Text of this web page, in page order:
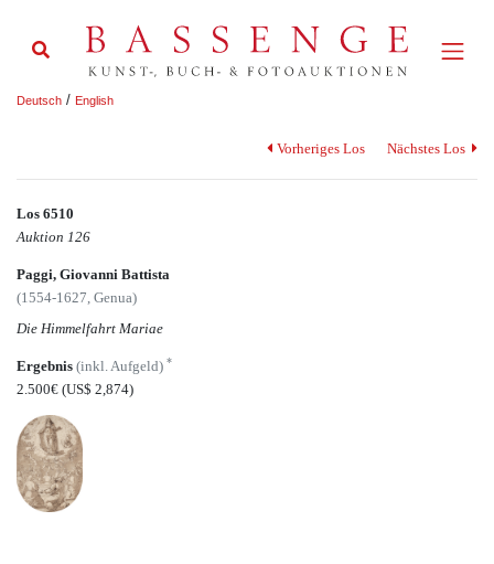
Deutsch / English
Vorheriges Los Nächstes Los
Los 6510
Auktion 126
Paggi, Giovanni Battista
(1554-1627, Genua)
Die Himmelfahrt Mariae
Ergebnis (inkl. Aufgeld) *
2.500€ (US$ 2,874)